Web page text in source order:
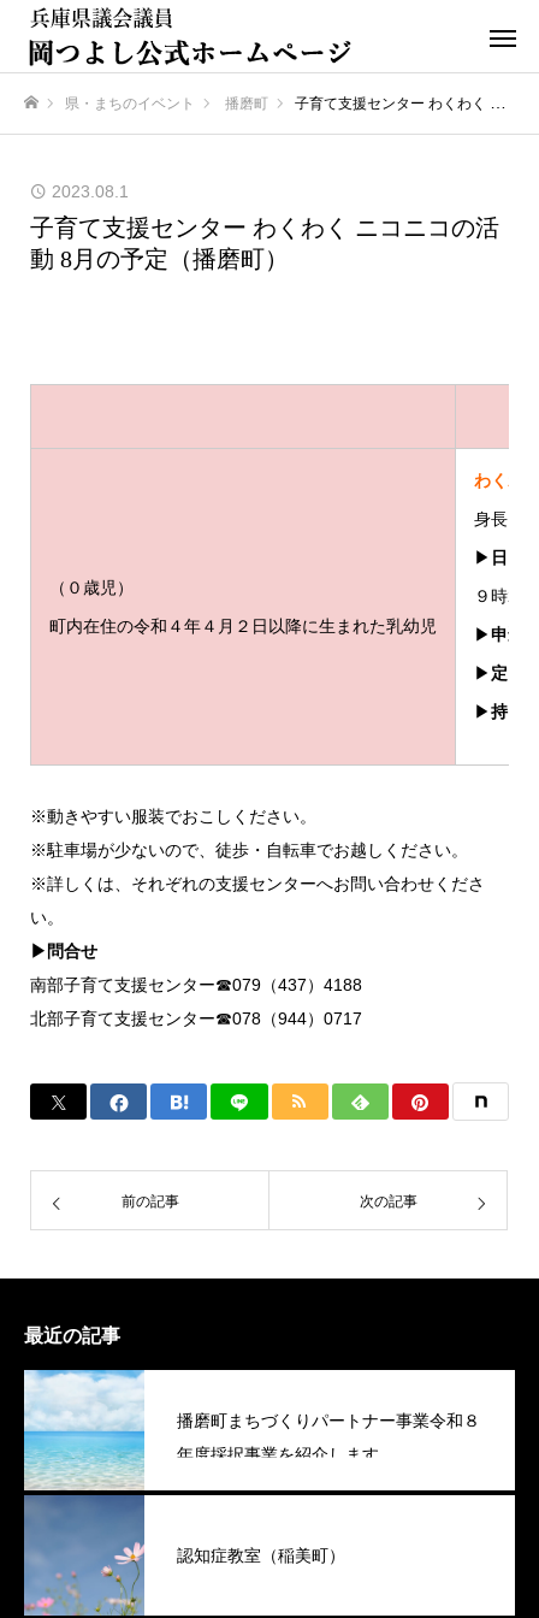
県・まちのイベント 播磨町 子育て支援センター わくわく ニコニコの活動 8月の予定（播磨町）
2023.08.1
子育て支援センター わくわく ニコニコの活
動 8月の予定（播磨町）
（０歳児）
町内在住の令和４年４月２日以降に生まれた乳幼児
わくわ
身長と
▶ 日
９時20
▶申込
▶ 定
▶持ち
※動きやすい服装でおこしください。
※駐車場が少ないので、徒歩・自転車でお越しください。
※詳しくは、それぞれの支援センターへお問い合わせくださ
い。
▶問合せ
南部子育て支援センター☎︎079（437）4188
北部子育て支援センター☎︎078（944）0717
前の記事 次の記事
最近の記事
播磨町まちづくりパートナー事業令和８
年度採択事業を紹介します
認知症教室（稲美町）